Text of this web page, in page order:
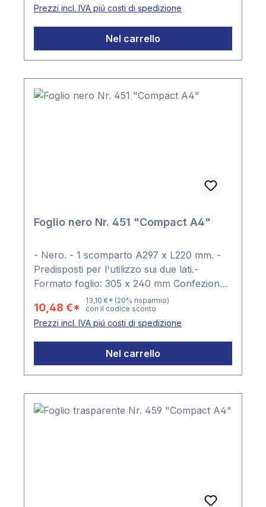
Prezzi incl. IVA piú costi di spedizione
Nel carrello
Foglio nero Nr. 451 "Compact A4"
- Nero. - 1 scomparto A297 x L220 mm. -
Predisposti per l'utilizzo sui due lati.-
Formato foglio: 305 x 240 mm Confezione:
10,48 €*
13,10 €* (20% risparmio)
con il codice sconto
Prezzi incl. IVA piú costi di spedizione
Nel carrello